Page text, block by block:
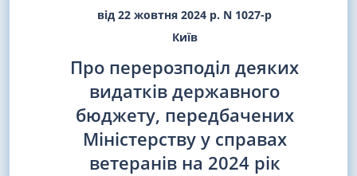
від 22 жовтня 2024 р. N 1027-р
Київ
Про перерозподіл деяких
видатків державного
бюджету, передбачених
Міністерству у справах
ветеранів на 2024 рік